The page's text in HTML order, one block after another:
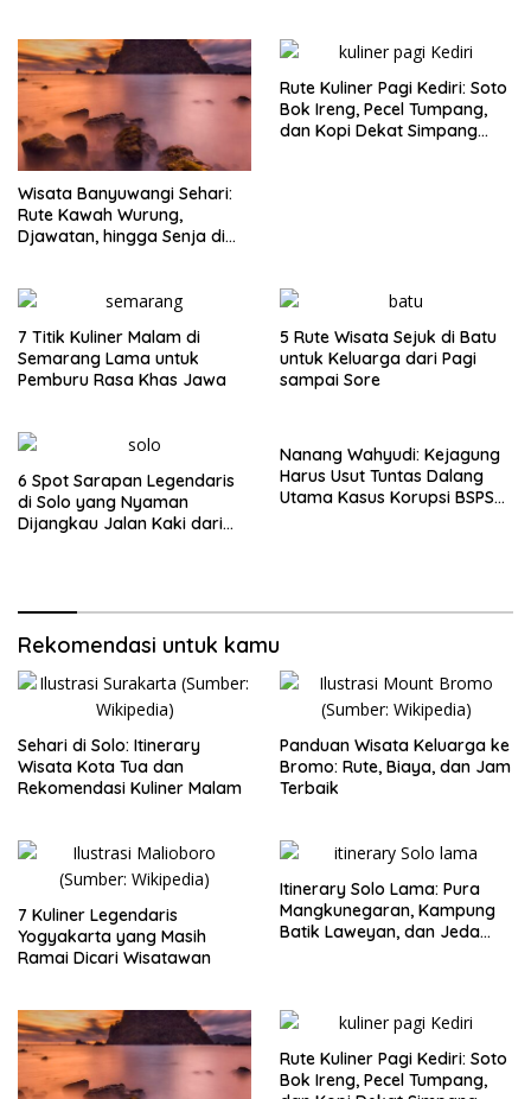
Wisata Banyuwangi Sehari:
Rute Kawah Wurung,
Djawatan, hingga Senja di
Rute Kuliner Pagi Kediri: Soto
Bok Ireng, Pecel Tumpang,
dan Kopi Dekat Simpang
7 Titik Kuliner Malam di
Semarang Lama untuk
Pemburu Rasa Khas Jawa
5 Rute Wisata Sejuk di Batu
untuk Keluarga dari Pagi
sampai Sore
6 Spot Sarapan Legendaris
di Solo yang Nyaman
Dijangkau Jalan Kaki dari
Nanang Wahyudi: Kejagung
Harus Usut Tuntas Dalang
Utama Kasus Korupsi BSPS
Rekomendasi untuk kamu
Sehari di Solo: Itinerary
Wisata Kota Tua dan
Rekomendasi Kuliner Malam
Panduan Wisata Keluarga ke
Bromo: Rute, Biaya, dan Jam
Terbaik
7 Kuliner Legendaris
Yogyakarta yang Masih
Ramai Dicari Wisatawan
Itinerary Solo Lama: Pura
Mangkunegaran, Kampung
Batik Laweyan, dan Jeda
Rute Kuliner Pagi Kediri: Soto
Bok Ireng, Pecel Tumpang,